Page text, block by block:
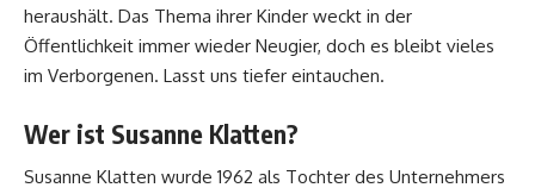
heraushält. Das Thema ihrer Kinder weckt in der
Öffentlichkeit immer wieder Neugier, doch es bleibt vieles
im Verborgenen. Lasst uns tiefer eintauchen.
Wer ist Susanne Klatten?
Susanne Klatten wurde 1962 als Tochter des Unternehmers